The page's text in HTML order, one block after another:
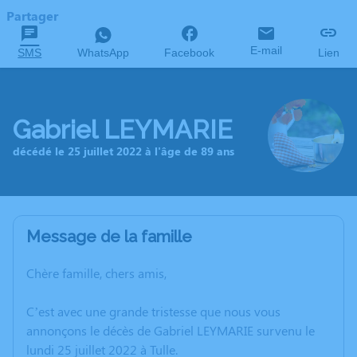
Partager
SMS WhatsApp Facebook E-mail Lien
Gabriel LEYMARIE
décédé le 25 juillet 2022 à l'âge de 89 ans
Message de la famille
Chère famille, chers amis,
C’est avec une grande tristesse que nous vous
annonçons le décès de Gabriel LEYMARIE survenu le
lundi 25 juillet 2022 à Tulle.